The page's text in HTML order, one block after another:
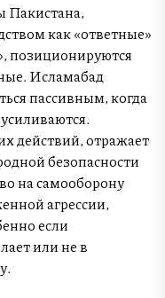
Пакистана,
как «ответные»
позиционируются
Исламабад
пассивным, когда
действий, отражает
безопасности
на самооборону
агрессии,
если
или не в